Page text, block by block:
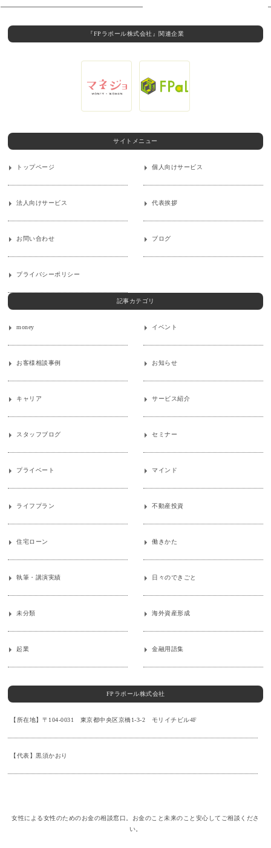
『FPラポール株式会社』関連企業
サイトメニュー
トップページ 個人向けサービス
法人向けサービス 代表挨拶
お問い合わせ ブログ
プライバシーポリシー
記事カテゴリ
money イベント
お客様相談事例 お知らせ
キャリア サービス紹介
スタッフブログ セミナー
プライベート マインド
ライフプラン 不動産投資
住宅ローン 働きかた
執筆・講演実績 日々のできごと
未分類 海外資産形成
起業 金融用語集
FPラポール株式会社
【所在地】〒104-0031 東京都中央区京橋1-3-2 モリイチビル4F
【代表】黒須かおり
女性による女性のためのお金の相談窓口。お金のこと未来のこと安心してご相談くださ
い。